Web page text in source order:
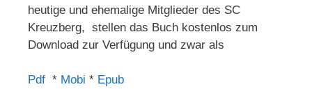
heutige und ehemalige Mitglieder des SC
Kreuzberg, stellen das Buch kostenlos zum
Download zur Verfügung und zwar als
Pdf * Mobi * Epub